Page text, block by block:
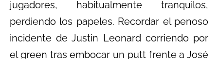
jugadores, habitualmente tranquilos,
perdiendo los papeles. Recordar el penoso
incidente de Justin Leonard corriendo por
el green tras embocar un putt frente a José